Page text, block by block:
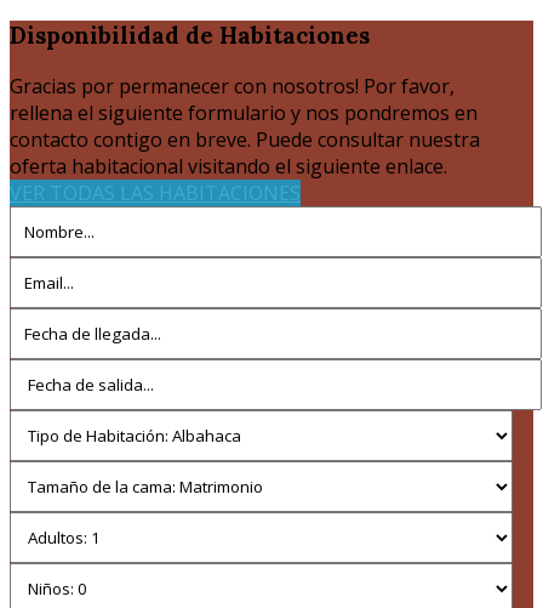
Disponibilidad de Habitaciones
Gracias por permanecer con nosotros! Por favor,
rellena el siguiente formulario y nos pondremos en
contacto contigo en breve. Puede consultar nuestra
oferta habitacional visitando el siguiente enlace.
VER TODAS LAS HABITACIONES